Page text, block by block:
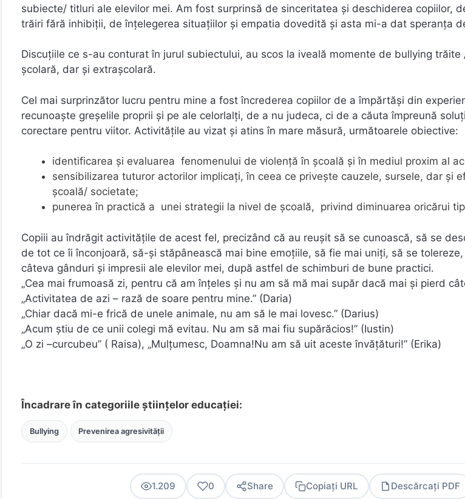
subiecte/ titluri ale elevilor mei. Am fost surprinsă de sinceritatea şi deschiderea copiilor,
trăiri fără inhibiţii, de înţelegerea situaţiilor şi empatia dovedită şi asta mi-a dat speranţa
Discuţiile ce s-au conturat în jurul subiectului, au scos la iveală momente de bullying
şcolară, dar şi extraşcolară.
Cel mai surprinzător lucru pentru mine a fost încrederea copiilor de a împărtăşi din
recunoaşte greşelile proprii şi pe ale celorlalţi, de a nu judeca, ci de a căuta împreună
corectare pentru viitor. Activităţile au vizat şi atins în mare măsură, următoarele obiective:
identificarea și evaluarea fenomenului de violență în școală și în mediul proxim al
sensibilizarea tuturor actorilor implicaţi, în ceea ce priveşte cauzele, sursele, dar şi
școală/ societate;
punerea în practică a unei strategii la nivel de şcoală, privind diminuarea oricărui
Copiii au îndrăgit activităţile de acest fel, precizând că au reuşit să se cunoască, să se
de tot ce îi înconjoară, să-şi stăpânească mai bine emoţiile, să fie mai uniţi, să se
câteva gânduri şi impresii ale elevilor mei, după astfel de schimburi de bune practici.
„Cea mai frumoasă zi, pentru că am înţeles şi nu am să mă mai supăr dacă mai şi pierd
„Activitatea de azi – rază de soare pentru mine.” (Daria)
„Chiar dacă mi-e frică de unele animale, nu am să le mai lovesc.” (Darius)
„Acum ştiu de ce unii colegi mă evitau. Nu am să mai fiu supărăcios!” (Iustin)
„O zi –curcubeu” ( Raisa), „Mulţumesc, Doamna!Nu am să uit aceste învăţături!” (Erika)
Încadrare în categoriile științelor educației:
Bullying Prevenirea agresivității
1.209 0 Share Copiați URL Descărcați PDF